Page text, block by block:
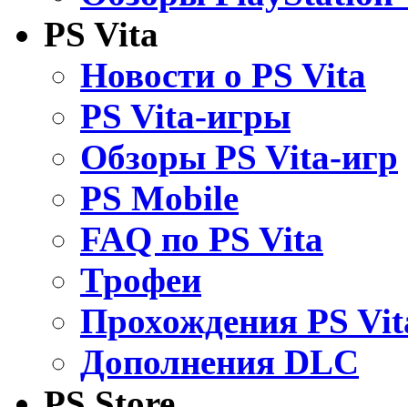
PS Vita
Новости о PS Vita
PS Vita-игры
Обзоры PS Vita-игр
PS Mobile
FAQ по PS Vita
Трофеи
Прохождения PS
Дополнения DLC